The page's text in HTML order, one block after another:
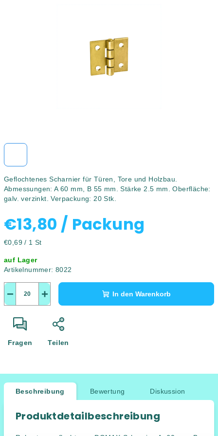
Geflochtenes Scharnier für Türen, Tore und Holzbau.
Abmessungen: A 60 mm, B 55 mm. Stärke 2.5 mm. Oberfläche:
galv. verzinkt. Verpackung: 20 Stk.
€13,80 / Packung
Verkaufspreis:
€0,69 / 1 St
auf Lager
Artikelnummer: 8022
+
− In den Warenkorb
Fragen Teilen
Beschreibung Bewertung Diskussion
Produktdetailbeschreibung